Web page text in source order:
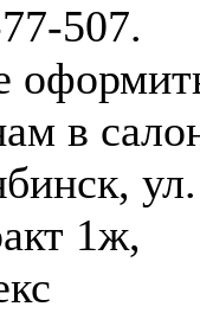
507.
в
ул.
1ж,